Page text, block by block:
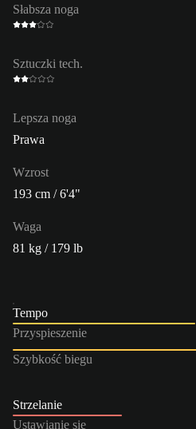
Słabsza noga
Sztuczki tech.
Lepsza noga
Prawa
Wzrost
193 cm / 6'4"
Waga
81 kg / 179 lb
Tempo
Przyspieszenie
Szybkość biegu
Strzelanie
Ustawianie się